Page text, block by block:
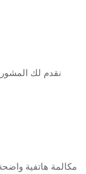
نقدم لك
مكالمة هاتفية